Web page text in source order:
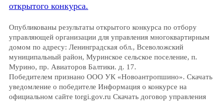
открытого конкурса.
Опубликованы результаты открытого конкурса по отбору
управляющей организации для управления многоквартирным
домом по адресу: Ленинградская обл., Всеволожский
муниципальный район, Муринское сельское поселение, п.
Мурино, пр. Авиаторов Балтики. д. 17.
Победителем признано ООО УК «Новоантропшино». Скачать
уведомление о победителе Информация о конкурсе на
официальном сайте torgi.gov.ru Скачать договор управления